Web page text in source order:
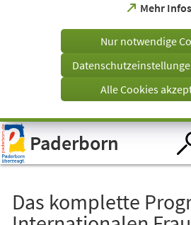
Visuelle
Assistenzsoftware
öffnen.
Mehr Infos
(Öffnet
einem
Tab)
Nur notwendige
Alle Cookies
Paderborn
Das komplette